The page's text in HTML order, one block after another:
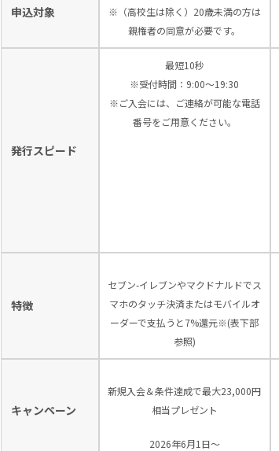
申込対象
※（高校生は除く）20歳未満の方は
親権者の同意が必要です。
発行スピード
最短10秒
※受付時間：9:00〜19:30
※ご入会には、ご連絡が可能な電話
番号をご用意ください。
特徴
セブン-イレブンやマクドナルドでス
マホのタッチ決済またはモバイルオ
ーダーで支払うと7%還元※(表下部
参照)
キャンペーン
新規入会＆条件達成で最大23,000円
相当プレゼント
2026年6月1日～